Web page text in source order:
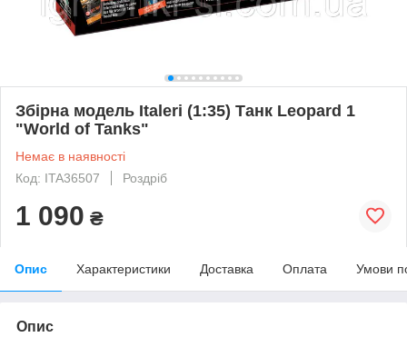
Збірна модель Italeri (1:35) Танк Leopard 1
"World of Tanks"
Немає в наявності
Код: ITA36507
Роздріб
1 090 ₴
Опис Характеристики Доставка Оплата Умови
Опис